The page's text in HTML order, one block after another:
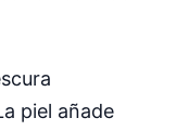
piel añade